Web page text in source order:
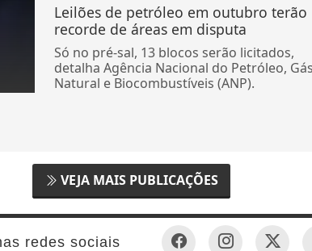
Leilões de petróleo em outubro terão
recorde de áreas em disputa
Só no pré-sal, 13 blocos serão licitados,
detalha Agência Nacional do Petróleo,
Natural e Biocombustíveis (ANP).
VEJA MAIS PUBLICAÇÕES
redes sociais